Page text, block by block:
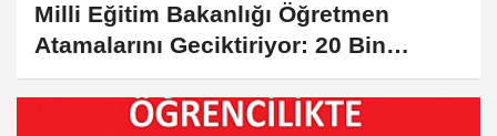
Milli Eğitim Bakanlığı Öğretmen
Atamalarını Geciktiriyor: 20 Bin
Öğretmen Kararı Bekliyor